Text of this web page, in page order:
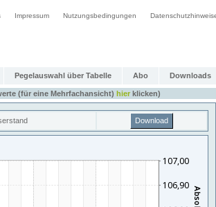
Impressum Nutzungsbedingungen
Pegelauswahl über Tabelle Abo Downloads
(für eine Mehrfachansicht) hierklicken)
Download